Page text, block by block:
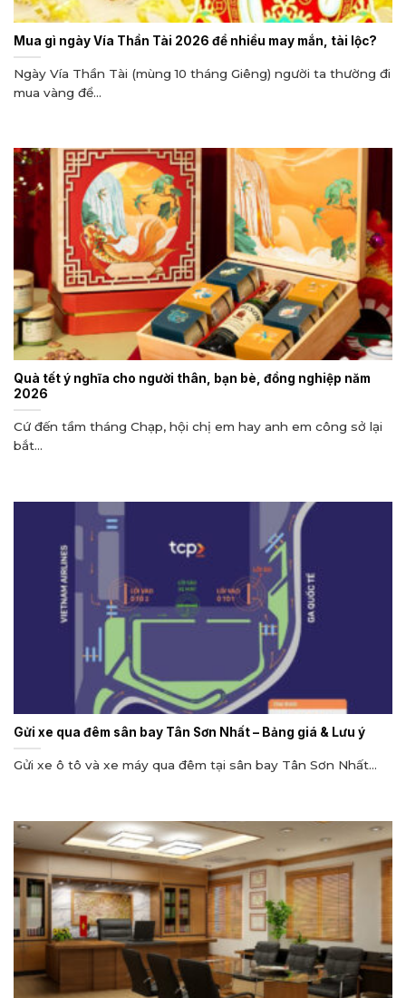
Mua gì ngày Vía Thần Tài 2026 để nhiều may mắn, tài lộc?
Ngày Vía Thần Tài (mùng 10 tháng Giêng) người ta thường đi
mua vàng để...
Quà tết ý nghĩa cho người thân, bạn bè, đồng nghiệp năm
2026
Cứ đến tầm tháng Chạp, hội chị em hay anh em công sở lại
bắt...
Gửi xe qua đêm sân bay Tân Sơn Nhất – Bảng giá & Lưu ý
Gửi xe ô tô và xe máy qua đêm tại sân bay Tân Sơn Nhất...